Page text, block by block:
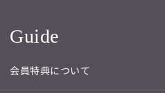
Guide
会員特典について